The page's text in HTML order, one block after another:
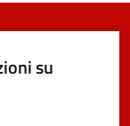
su